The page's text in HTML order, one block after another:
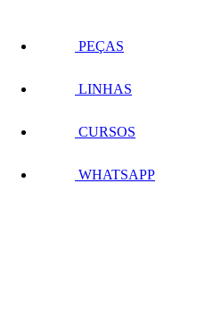
PEÇAS
LINHAS
CURSOS
WHATSAPP